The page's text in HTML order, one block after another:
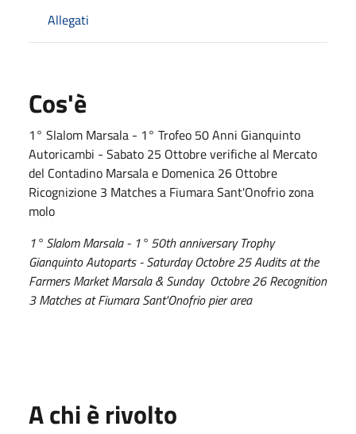
Allegati
Cos'è
1° Slalom Marsala - 1° Trofeo 50 Anni Gianquinto
Autoricambi - Sabato 25 Ottobre verifiche al Mercato
del Contadino Marsala e Domenica 26 Ottobre
Ricognizione 3 Matches a Fiumara Sant'Onofrio zona
molo
1° Slalom Marsala - 1° 50th anniversary Trophy
Gianquinto Autoparts - Saturday Octobre 25 Audits at the
Farmers Market Marsala & Sunday Octobre 26 Recognition
3 Matches at Fiumara Sant'Onofrio pier area
A chi è rivolto